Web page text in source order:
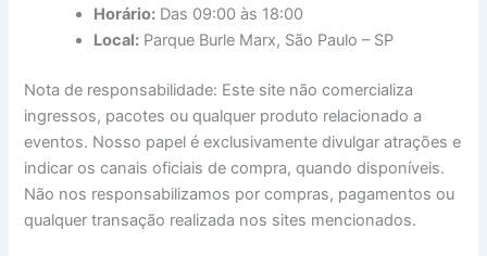
Horário: Das 09:00 às 18:00
Local: Parque Burle Marx, São Paulo – SP
Nota de responsabilidade: Este site não comercializa
ingressos, pacotes ou qualquer produto relacionado a
eventos. Nosso papel é exclusivamente divulgar atrações e
indicar os canais oficiais de compra, quando disponíveis.
Não nos responsabilizamos por compras, pagamentos ou
qualquer transação realizada nos sites mencionados.